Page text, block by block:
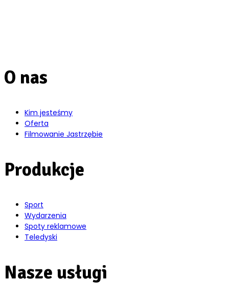
O nas
Kim jesteśmy
Oferta
Filmowanie Jastrzębie
Produkcje
Sport
Wydarzenia
Spoty reklamowe
Teledyski
Nasze usługi